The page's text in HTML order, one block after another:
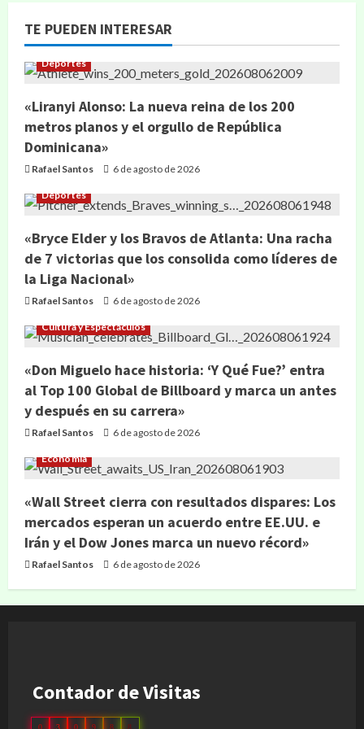
TE PUEDEN INTERESAR
Deportes
«Liranyi Alonso: La nueva reina de los 200
metros planos y el orgullo de República
Dominicana»
Rafael Santos 6 de agosto de 2026
Deportes
«Bryce Elder y los Bravos de Atlanta: Una racha
de 7 victorias que los consolida como líderes de
la Liga Nacional»
Rafael Santos 6 de agosto de 2026
Cultura y Espectáculos
«Don Miguelo hace historia: ‘Y Qué Fue?’ entra
al Top 100 Global de Billboard y marca un antes
y después en su carrera»
Rafael Santos 6 de agosto de 2026
Economía
«Wall Street cierra con resultados dispares: Los
mercados esperan un acuerdo entre EE.UU. e
Irán y el Dow Jones marca un nuevo récord»
Rafael Santos 6 de agosto de 2026
Contador de Visitas
0 3 0 9 8 8